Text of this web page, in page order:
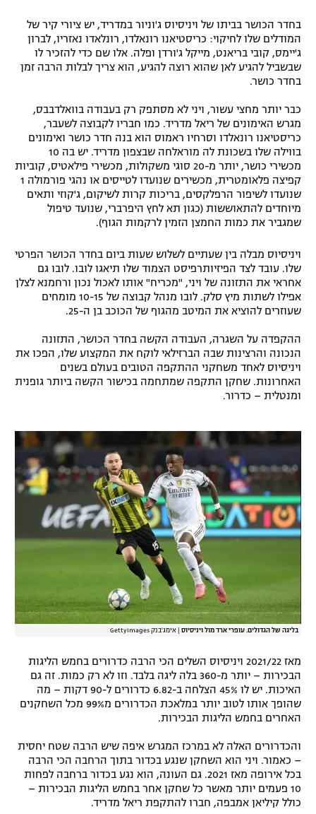
תקנון עבור פעילות ספורט 1 – "מרלן"
גיימינג E-Sports
תנאי שימוש
מדיניות פרטיות
תקנון פעילות ספורט 1
רשיון להקרנה פומבית לבית עסק
לוח דרושים – ג'ובנט
תגיות
המגזין
בייסבול MLB
ספורט אתגרי ואקסטרים
גיימינג E-Sports
בחדר הכושר בביתו של ויניסיוס ג'וניור במדריד, יש ציורי קיר של
המודלים שלו לחיקוי: כריסטיאנו רונאלדו, רונלאדו נאזריו, לברון
ג'יימס, קובי בריאנט, מייקל ג'ורדן ופלה. אלו שם כדי להזכיר לו
שבשביל להגיע לאן שהוא רוצה להגיע, הוא צריך לבלות הרבה זמן
בחדר כושר.
כבר יותר מחצי עשור, ויני לא מסתפק רק בעבודה בוואלדבבס,
מגרש האימונים של ריאל מדריד. כמו חבריו לקבוצה לשעבר,
כריסטיאנו רונאלדו וסרחיו ראמוס הוא בנה חדר כושר ואימונים
בווילה שלו בשכונת לה מוראלחה שבצפון מדריד. יש בה 10
מכשירי כושר, יותר מ-20 סוגי משקולות, מכשירי פילאטיס, קוביות
קפיצה פלאומטרית, מכשירים שנועדו לטייסים או נהגי פורמולה 1
שנועדו לשיפור הרפלקסים, בריכות קרות לשיקום, ג'קוזי ותאים
מיוחדים להתאוששות (כגון תא לחץ היפרברי, שנועד טיפול
שמגביר את כמות החמצן הזמין לרקמות הגוף).
ויניסיוס מבלה בין שעתיים לשלוש שעות ביום בחדר הכושר הפרטי
שלו. עובד לצד הפיזיותרפיסט הצמוד שלו תיאגו לובו. לובו גם
אחראי את התזונה של ויני, "מכריח" אותו לאכול נכון ורחמנא לצלן
אפילו לשתות מיץ סלק. לובו מנהל קבוצה של 10-15 מומחים
שעוזרים להוציא את המיטב מהגוף של הכוכב בן ה-25.
ההקפדה על השגרה, העבודה הקשה בחדר הכושר, התזונה
הנכונה והרצינות שבה הברזילאי לוקח את המקצוע שלו, הפכו את
ויניסיוס לאחד משחקני ההתקפה הטובים בעולם בשנים
האחרונות. שחקן התקפה שמתחמה בכישור הקשה ביותר גופנית
ומנטלית – כדרור.
בליגה של הגדולים. עופרי ארד מול ויניסיוס אימג'בנק GettyImages
מאז 2021/22 ויניסיוס השלים הכי הרבה כדרורים בחמש הליגות
הבכירות – יותר מ-360 בלה ליגה בלבד. וזו לא רק כמות. זה גם
האיכות. יש לו 45% הצלחה ב-6.82 כדרורים ל-90 דקות – מה
שהופך אותו לטוב יותר במלאכת הכדרורים מ99% מכל השחקנים
האחרים בחמש הליגות הבכירות.
והכדרורים האלה לא במרכז המגרש איפה שיש הרבה שטח יחסית
– כאמור. ויני הוא השחקן שנגע בכדור בתוך הרחבה הכי הרבה
בכל אירופה מאז 2021. גם העונה, הוא נגע בכדור ברחבה לפחות
10 פעמים יותר מאשר כל שחקן אחר בחמש הליגות הבכירות –
כולל קיליאן אמבפה, חברו להתקפת ריאל מדריד.